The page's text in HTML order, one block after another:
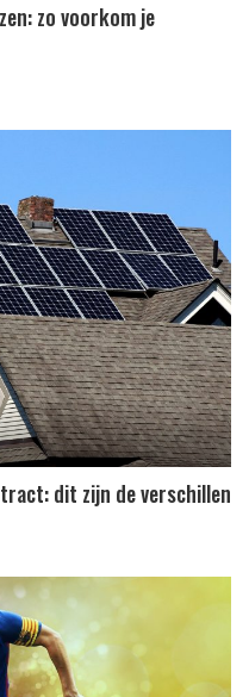
zo voorkom je
dit zijn de verschillen